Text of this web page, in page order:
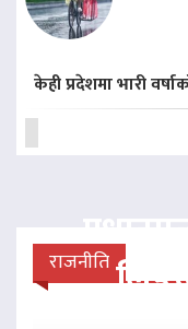
केही प्रदेशमा भारी
राजनीति